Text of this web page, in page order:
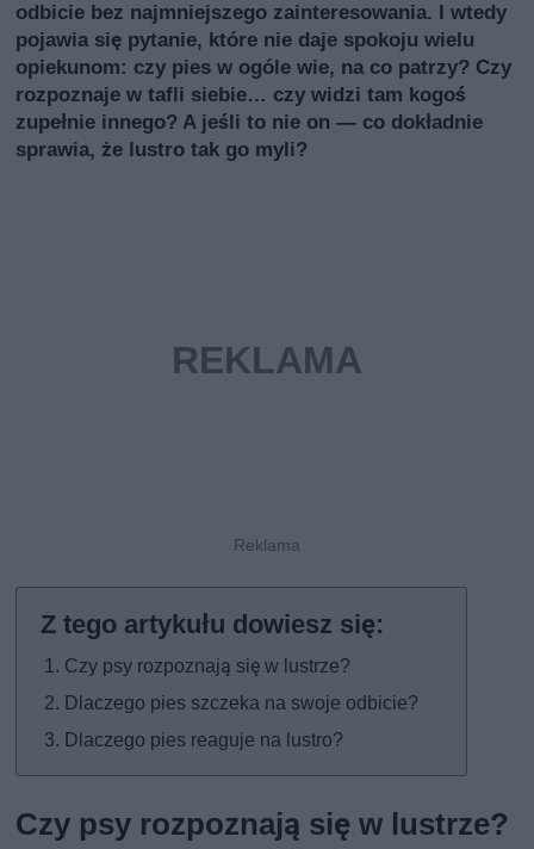
odbicie bez najmniejszego zainteresowania. I wtedy
pojawia się pytanie, które nie daje spokoju wielu
opiekunom: czy pies w ogóle wie, na co patrzy? Czy
rozpoznaje w tafli siebie… czy widzi tam kogoś
zupełnie innego? A jeśli to nie on — co dokładnie
sprawia, że lustro tak go myli?
Czy psy rozpoznają się w lustrze?
Dlaczego pies szczeka na swoje odbicie?
Dlaczego pies reaguje na lustro?
Czy psy rozpoznają się w lustrze?